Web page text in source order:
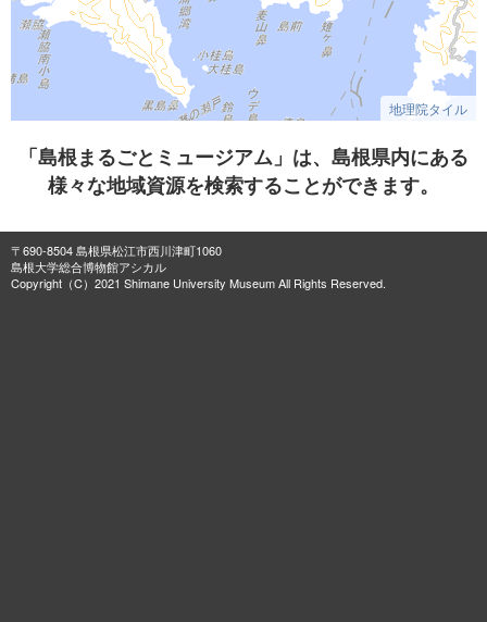
地理院タイル
「島根まるごとミュージアム」は、島根県内にある
様々な地域資源を検索することができます。
〒690-8504 島根県松江市西川津町1060
島根大学総合博物館アシカル
Copyright（C）2021 Shimane University Museum All Rights Reserved.